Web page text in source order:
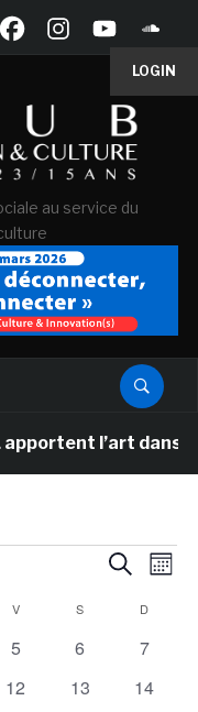
LOGIN
au service du
l’art dans
de
Mois
VVENDREDIS D
0
5
0
6
0
7
0
12
0
13
0
14